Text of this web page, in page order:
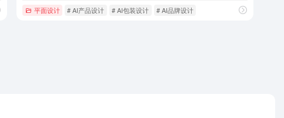
平面设计 # AI产品设计 # AI包装设计 # AI品牌设计